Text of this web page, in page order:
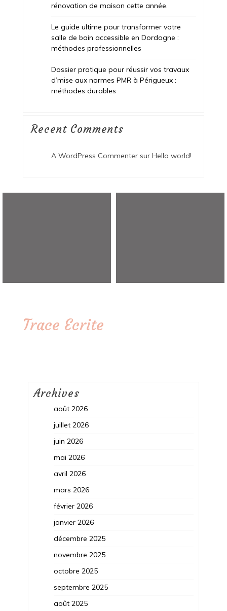
rénovation de maison cette année.
Le guide ultime pour transformer votre
salle de bain accessible en Dordogne :
méthodes professionnelles
Dossier pratique pour réussir vos travaux
d’mise aux normes PMR à Périgueux :
méthodes durables
Recent Comments
A WordPress Commentersur Hello world!
Trace Ecrite
Archives
août 2026
juillet 2026
juin 2026
mai 2026
avril 2026
mars 2026
février 2026
janvier 2026
décembre 2025
novembre 2025
octobre 2025
septembre 2025
août 2025